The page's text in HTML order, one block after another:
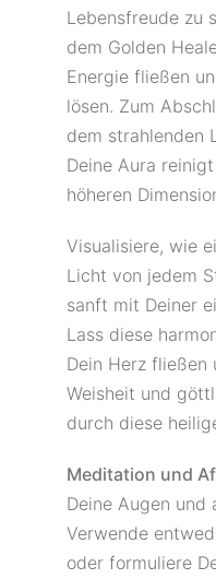
Lebensfreude zu
dem Golden
Energie fließen
lösen. Zum
dem strahlenden
Deine Aura
höheren
Visualisiere, wie
Licht von jedem
sanft mit Deiner
Lass diese
Dein Herz
Weisheit und
durch diese
Meditation und
Deine Augen und
Verwende
oder formuliere